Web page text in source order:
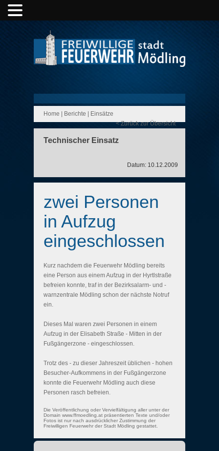
Home Berichte
Einsätze
< Zurück zur Übersicht
Technischer Einsatz
Datum: 10.12.2009
zwei Personen
in Aufzug
eingeschlossen
Kurz nachdem die Feuerwehr Mödling bereits
eine Person aus einem Aufzug in der Hyrtlstraße
befreien konnte, traf in der Bezirksalarm- und -
warnzentrale Mödling schon der nächste Notruf
ein.
Dieses Mal waren zwei Personen in einem
Aufzug in der Elisabeth Straße - Mitten in der
Fußgängerzone - eingeschlossen.
Trotz des - zu dieser Jahreszeit üblichen - hohen
Besucher-Aufkommens in der Fußgängerzone
konnte die Feuerwehr Mödling auch diese
Personen rasch befreien.
Die Veröffentlichung oder Vervielfältigung aller unter der
Domain www.ffmoedling.at präsentierten Texte und/oder
Fotos ist nur nach ausdrücklicher Zustimmung der
Freiwilligen Feuerwehr der Stadt Mödling gestattet.